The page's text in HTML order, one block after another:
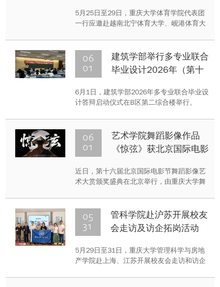
5月25日至29日，重庆大学体育学院代表团
一行应邀赴越南北宁体育大学、岘港体育大
06
01
建筑学部举行多专业联合
毕业设计2026年（第十
6月1日，建筑学部2026年多专业联合毕业设
计答辩启动仪式在B区第二综合楼举行。
06
01
艺术学院舞蹈影像作品
《惊弦》获北京国际电影
近日，第十六届北京国际电影节舞蹈影像艺
术大赏颁奖盛典在北京举行，由重庆大学舞
斩获智能舞蹈创作单元优秀影片奖，另一部
原创作品《红尘》成功入围、获评提名影
片。
05
31
管科学院赴沪苏开展校友
会走访及访企拓岗活动
5月29日至31日，重庆大学管理科学与房地
产学院赴上海、江苏开展校友会走访和访企